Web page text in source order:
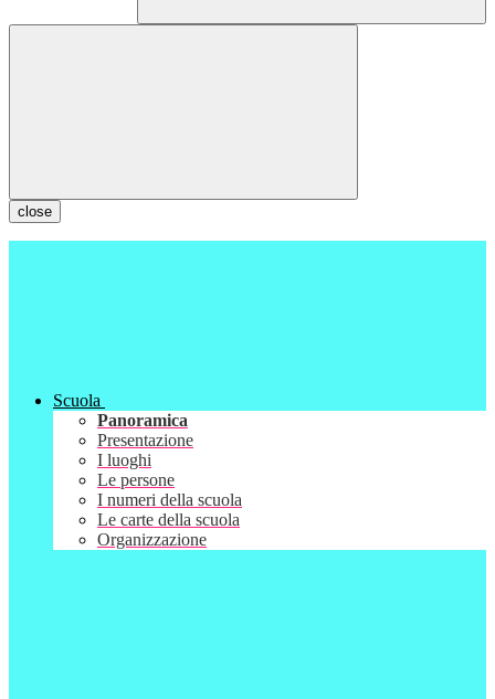
close
Scuola
Panoramica
Presentazione
I luoghi
Le persone
I numeri della scuola
Le carte della scuola
Organizzazione